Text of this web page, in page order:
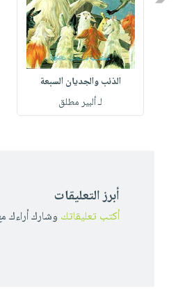
الذئب والجديان السبعة
لـ ألبير مطلق
أبرز التعليقات
أكتب تعليقاتك وشارك أراءك